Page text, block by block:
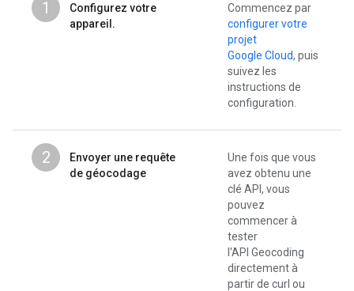
1
Configurez votre
appareil.
Commencez par
configurer votre
projet
Google Cloud, puis
suivez les
instructions de
configuration.
2
Envoyer une requête
de géocodage
Une fois que vous
avez obtenu une
clé API, vous
pouvez
commencer à
tester
l'API Geocoding
directement à
partir de curl ou